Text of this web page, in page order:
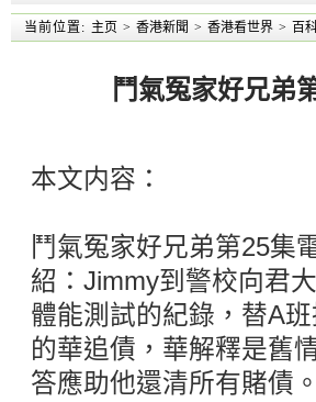
当前位置: 主页 > 香港新聞 > 香港看世界 > 百
鬥氣冤家好兄弟
本文内容：
鬥氣冤家好兄弟第25集
紹：Jimmy到警校向君
體能測試的紀錄，替A
的華追債，華解釋是舊
答應助他還清所有賭債